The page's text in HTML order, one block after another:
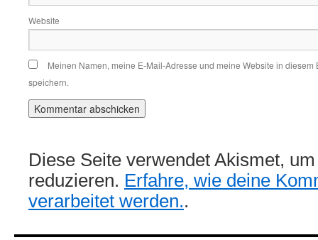
Website
Meinen Namen, meine E-Mail-Adresse und meine Website in
speichern.
Diese Seite verwendet Akismet,
reduzieren. Erfahre, wie deine
verarbeitet werden..